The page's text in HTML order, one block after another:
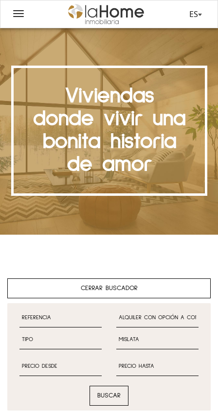
ES
Viviendas
donde vivir una
bonita historia
de amor
CERRAR BUSCADOR
BUSCAR